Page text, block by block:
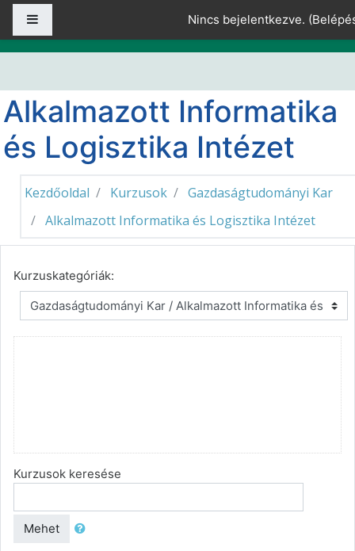
Tovább a fő tartalomhoz
Nincs bejelentkezve. (
Alkalmazott Informatika
és Logisztika Intézet
Kezdőoldal Kurzusok
Gazdaságtudományi Kar
Alkalmazott Informatika és Logisztika Intézet
Kurzuskategóriák:
Kurzusok keresése
Mehet